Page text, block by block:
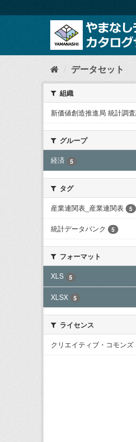
キ
て
データセット
組織
新価値創造推進局 統計調
グループ
経済
5
タグ
産業連関表_産業連関表
5
統計データバンク 5
フォーマット
XLS
5
XLSX 5
ライセンス
クリエイティブ・コモンズ